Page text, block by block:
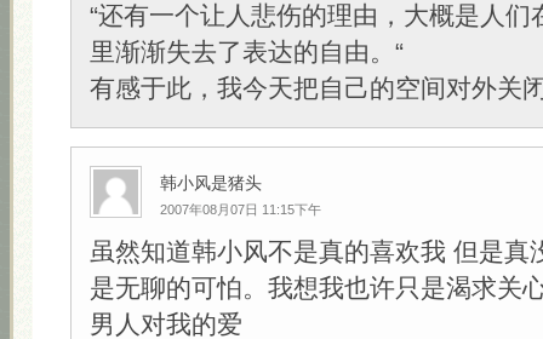
“还有一个让人悲伤的理由，大概是人们
里渐渐失去了表达的自由。“
有感于此，我今天把自己的空间对外关
韩小风是猪头
2007年08月07日 11:15下午
虽然知道韩小风不是真的喜欢我 但是真
是无聊的可怕。我想我也许只是渴求关
男人对我的爱